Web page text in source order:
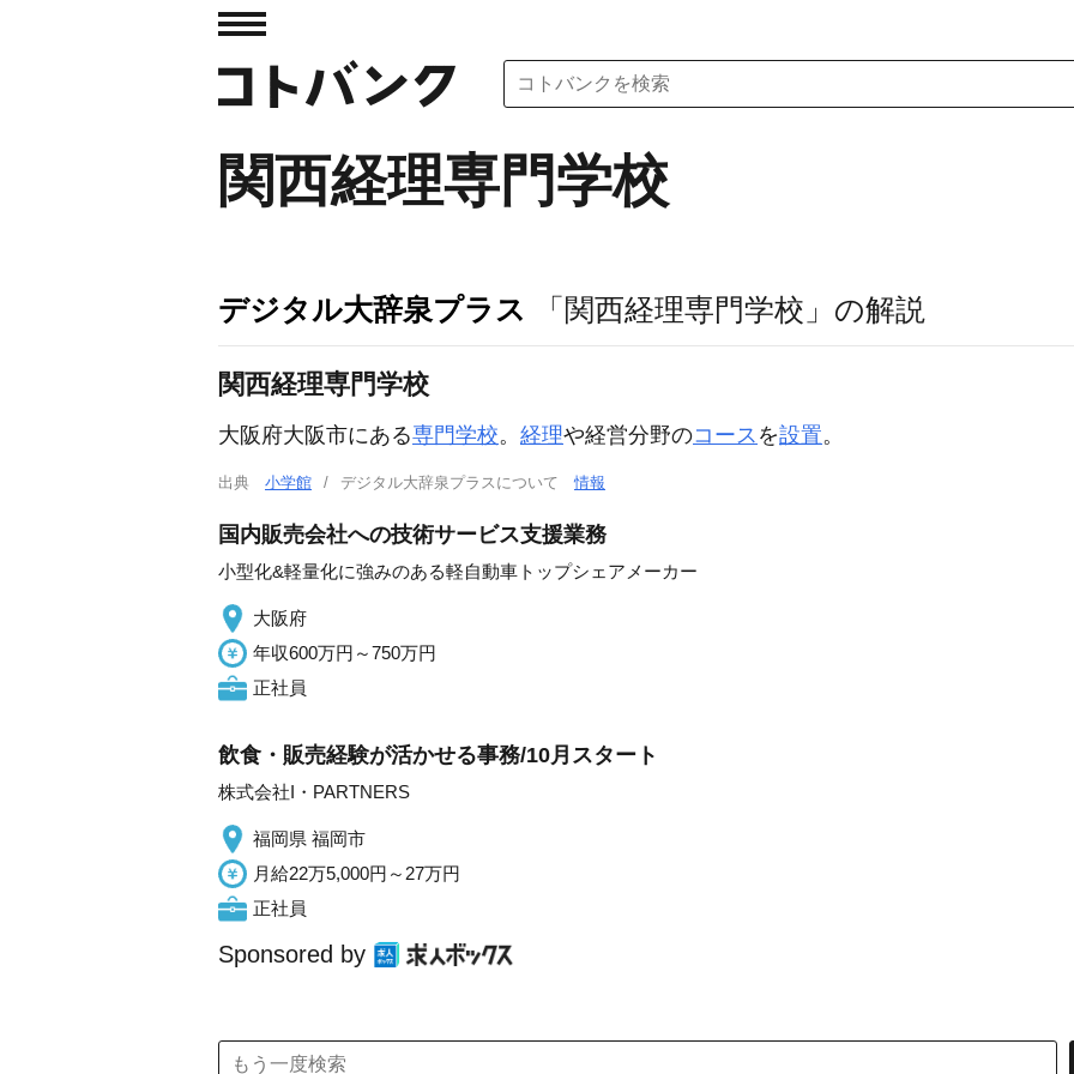
関西経理専門学校
デジタル大辞泉プラス 「関西経理専門学校」の解説
関西経理専門学校
大阪府大阪市にある専門学校。 経理や経営分野のコース を設置。
出典 小学館 デジタル大辞泉プラスについて情報
国内販売会社への技術サービス支援業務
小型化&軽量化に強みのある軽自動車トップシェアメーカー
大阪府
年収600万円～750万円
正社員
飲食・販売経験が活かせる事務/10月スタート
株式会社I・PARTNERS
福岡県 福岡市
月給22万5,000円～27万円
正社員
Sponsored by